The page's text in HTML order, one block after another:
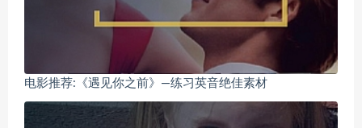
电影推荐:《遇见你之前》—练习英音绝佳素材